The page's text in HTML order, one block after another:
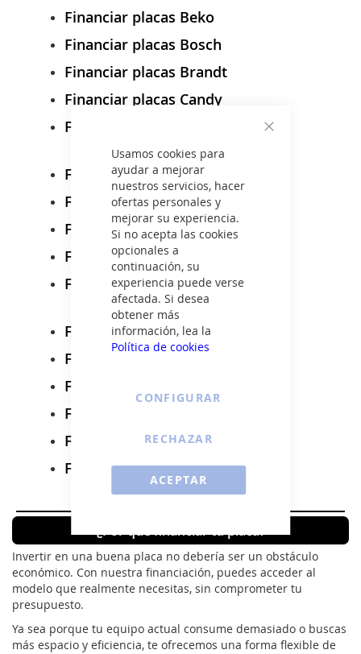
Usamos cookies para
ayudar a mejorar
nuestros servicios, hacer
ofertas personales y
mejorar su experiencia.
Si no acepta las cookies
opcionales a
continuación, su
experiencia puede verse
afectada. Si desea
obtener más
información, lea la
Política de cookies
ACEPTAR
CONFIGURAR
RECHAZAR
Financiar placas Beko
Financiar placas Bosch
Financiar placas Brandt
Financiar placas Candy
Financiar placas Cata
Financiar placas Edesa
Financiar placas Electrolux
Financiar placas Haier
Financiar placas Hisense
Financiar placas LG
Financiar placas Sauber
Financiar placas Smeg
Financiar placas Teka
Financiar placas Vitrokitchen
Financiar placas Whirlpool
Financiar placas Zanussi
¿Por qué financiar tu placa?
Invertir en una buena placa no debería ser un obstáculo
económico. Con nuestra financiación, puedes acceder al
modelo que realmente necesitas, sin comprometer tu
presupuesto.
Ya sea porque tu equipo actual consume demasiado o buscas
más espacio y eficiencia, te ofrecemos una forma flexible de